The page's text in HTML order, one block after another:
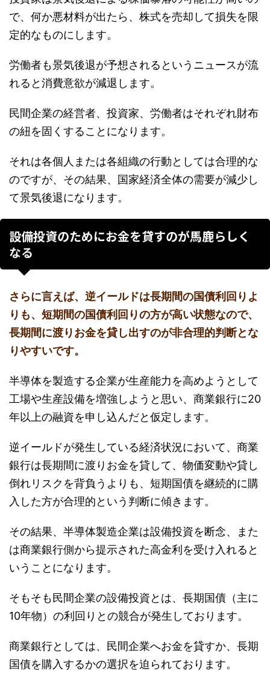
で、何か悪材料が出たら、株式を売却して損失を限
定的なものにします。
労働者も景気後退が予想されるというニュースが流
れると消費意欲が減退します。
民間企業の経営者、投資家、労働者はそれぞれ財布
の紐を固くすることになります。
それは各個人または各組織の行動としては合理的な
のですが、その結果、国家経済全体の需要が減少し
て景気後退になります。
設備投資のためにお金を貸すのが馬鹿らしく
なる
さらに言えば、逆イールドは長期間の国債利回りよ
りも、短期間の国債利回りの方が高い状態なので、
長期間に渡りお金を貸し出すのが非合理的判断とな
りやすいです。
半導体を製造する企業が生産能力を高めようとして
工場や生産設備を増強しようと思い、商業銀行に20
年以上の融資を申し込んだと仮定します。
逆イールドが発生している経済状況において、商業
銀行は長期間に渡りお金を貸して、物価変動や貸し
倒れリスクを背負うよりも、短期国債を継続的に購
入した方が合理的という判断に傾きます。
その結果、半導体製造企業は設備投資を断念、また
は商業銀行側から提示された高金利を受け入れると
いうことになります。
そもそも民間企業の設備投資とは、長期国債（主に
10年物）の利回りとの競合が発生しております。
商業銀行としては、民間企業へお金を貸すか、長期
国債を購入するかの選択を迫られております。